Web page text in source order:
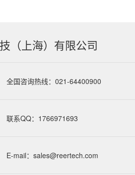
（上海）有限公司
全国咨询热线：021-64400900
联系QQ：1766971693
E-mail：sales@reertech.com